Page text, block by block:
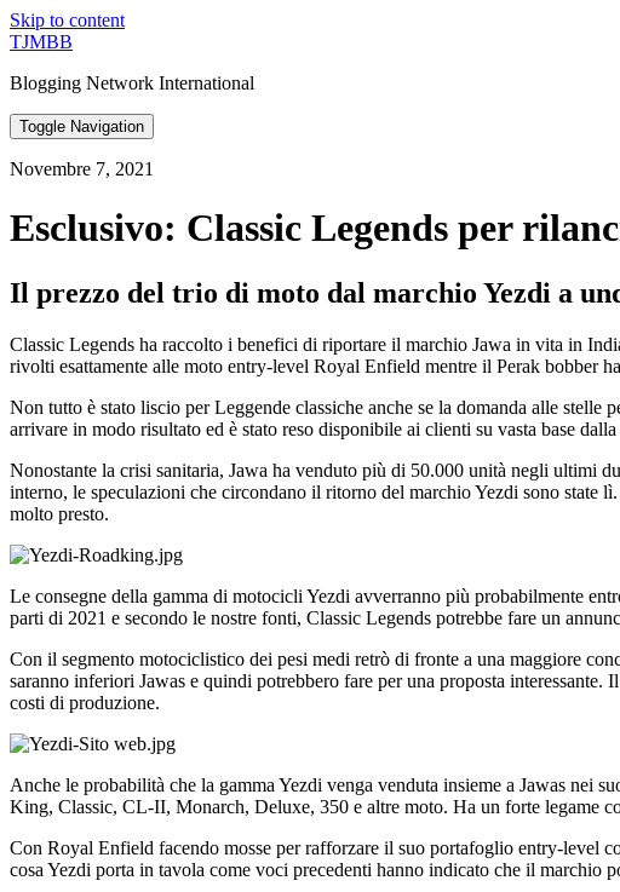
Skip to content
TJMBB
Blogging Network International
Toggle Navigation
Novembre 7, 2021
Esclusivo: Classic Legends per
Il prezzo del trio di moto dal marchio Yezdi a
Classic Legends ha raccolto i benefici di riportare il marchio Jawa in vita in
rivolti esattamente alle moto entry-level Royal Enfield mentre il Perak bobber
Non tutto è stato liscio per Leggende classiche anche se la domanda alle
arrivare in modo risultato ed è stato reso disponibile ai clienti su vasta base
Nonostante la crisi sanitaria, Jawa ha venduto più di 50.000 unità negli ultimi
interno, le speculazioni che circondano il ritorno del marchio Yezdi sono state
molto presto.
Le consegne della gamma di motocicli Yezdi avverranno più probabilmente
parti di 2021 e secondo le nostre fonti, Classic Legends potrebbe fare un
Con il segmento motociclistico dei pesi medi retrò di fronte a una maggiore
saranno inferiori Jawas e quindi potrebbero fare per una proposta
costi di produzione.
Anche le probabilità che la gamma Yezdi venga venduta insieme a Jawas nei
King, Classic, CL-II, Monarch, Deluxe, 350 e altre moto. Ha un forte legame
Con Royal Enfield facendo mosse per rafforzare il suo portafoglio entry-level
cosa Yezdi porta in tavola come voci precedenti hanno indicato che il marchio